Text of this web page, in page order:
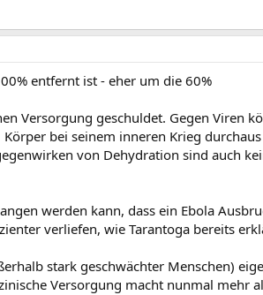
entfernt ist - eher um die 60%
Versorgung geschuldet. Gegen Viren
bei seinem inneren Krieg
von Dehydration sind auch
werden kann, dass ein Ebola
verliefen, wie Tarantoga bereits
stark geschwächter Menschen)
Versorgung macht nunmal mehr